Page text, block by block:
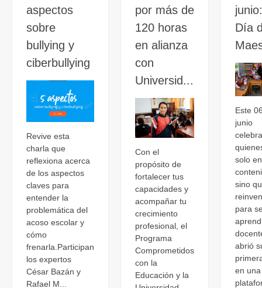
aspectos
sobre
bullying y
ciberbullying
Revive esta
charla que
reflexiona acerca
de los aspectos
claves para
entender la
problemática del
acoso escolar y
cómo
frenarla.Participan
los expertos
César Bazán y
Rafael M...
por más de
120 horas
en alianza
con
Universid...
Con el
propósito de
fortalecer tus
capacidades y
acompañar tu
crecimiento
profesional, el
Programa
Comprometidos
con la
Educación y la
Día
Este
junio
solo
sino
para
abrió
en una